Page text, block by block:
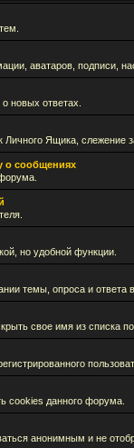
аватаров, подписи,
новых ответах.
Личного Ящика,
о сообщениях
но удобной функции.
темы, опроса и ответа
свое имя из списка
cookies данного форума.
анонимным и не